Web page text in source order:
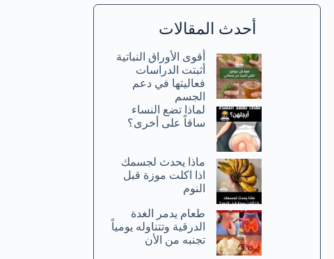
أحدث المقالات
أقوى الأوراق النباتية
أثبتت الدراسات
فعاليتها في دعم
الجسم
لماذا تضع النساء
ساقاً على أخرى؟
ماذا يحدث لجسمك
اذا اكلت موزة قبل
النوم
طعام يدمر الغدة
الدرقية وتتناوله يومياً
تجنبه من الأن